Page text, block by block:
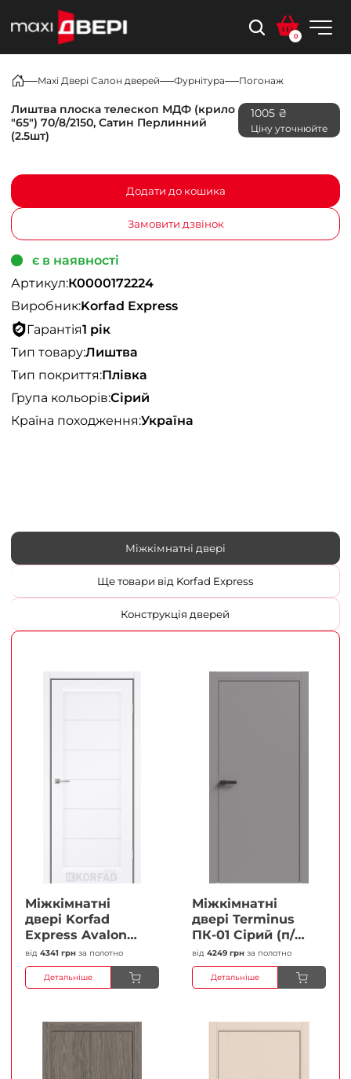
0
Maxi Двері Салон дверей Фурнітура Погонаж
Лиштва плоска телескоп МДФ (крило
"65") 70/8/2150, Сатин Перлинний
(2.5шт)
1005 ₴
Ціну уточнюйте
Додати до кошика
Замовити дзвінок
є в наявності
Артикул:К0000172224
Виробник:Korfad Express
Гарантія1 рік
Тип товару:Лиштва
Тип покриття:Плівка
Група кольорів:Сірий
Країна походження:Україна
Міжкімнатні двері
Ще товари від Korfad Express
Конструкція дверей
Міжкімнатні
двері Korfad
Express Avalon
Білий мат
Кристал
Антискретч
від 4341 грн за полотно
Детальніше
Міжкімнатні
двері Terminus
ПК-01 Сірий (п/п)
Глухі Плівка
від 4249 грн за полотно
Детальніше